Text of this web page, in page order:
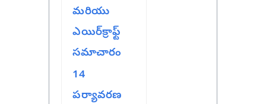
మరియు
ఎయిర్‌క్రాఫ్ట్
సమాచారం
14
పర్యావరణ